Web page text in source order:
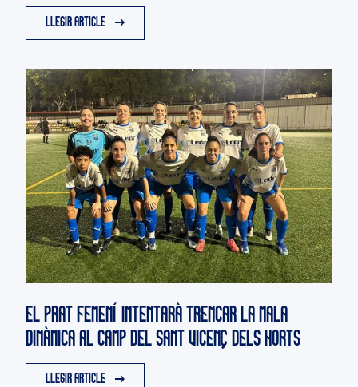
LLEGIR ARTICLE
EL PRAT FEMENÍ INTENTARÀ TRENCAR LA MALA
DINÀMICA AL CAMP DEL SANT VICENÇ DELS HORTS
LLEGIR ARTICLE